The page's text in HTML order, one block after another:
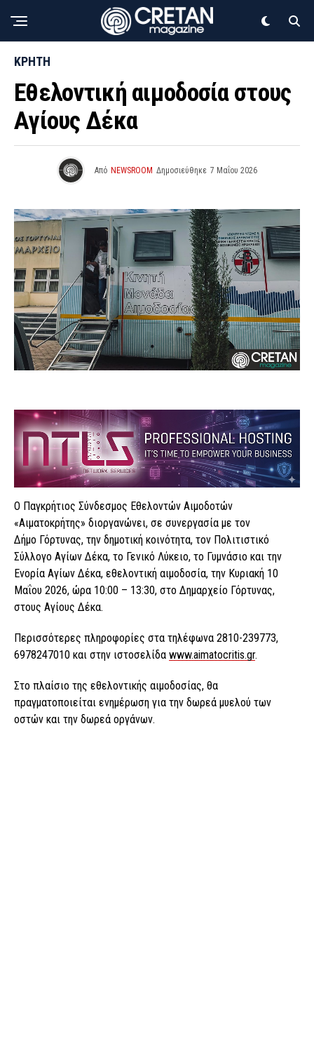
ΚΡΗΤΗ
Εθελοντική αιμοδοσία στους
Αγίους Δέκα
Από NEWSROOM Δημοσιεύθηκε 7 Μαΐου 2026
Ο Παγκρήτιος Σύνδεσμος Εθελοντών Αιμοδοτών
«Αιματοκρήτης» διοργανώνει, σε συνεργασία με τον
Δήμο Γόρτυνας, την δημοτική κοινότητα, τον Πολιτιστικό
Σύλλογο Αγίων Δέκα, το Γενικό Λύκειο, το Γυμνάσιο και την
Ενορία Αγίων Δέκα, εθελοντική αιμοδοσία, την Κυριακή 10
Μαΐου 2026, ώρα 10:00 – 13:30, στο Δημαρχείο Γόρτυνας,
στους Αγίους Δέκα.
Περισσότερες πληροφορίες στα τηλέφωνα 2810-239773,
6978247010 και στην ιστοσελίδα www.aimatocritis.gr.
Στο πλαίσιο της εθελοντικής αιμοδοσίας, θα
πραγματοποιείται ενημέρωση για την δωρεά μυελού των
οστών και την δωρεά οργάνων.